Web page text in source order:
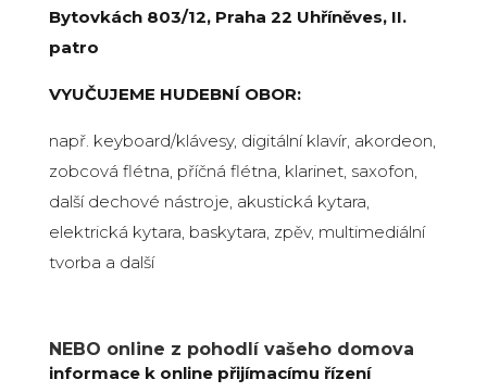
Bytovkách 803/12, Praha 22 Uhříněves, II.
patro
VYUČUJEME HUDEBNÍ OBOR:
např. keyboard/klávesy, digitální klavír, akordeon,
zobcová flétna, příčná flétna, klarinet, saxofon,
další dechové nástroje, akustická kytara,
elektrická kytara, baskytara, zpěv, multimediální
tvorba a další
NEBO online z pohodlí vašeho domova
informace k online přijímacímu řízení